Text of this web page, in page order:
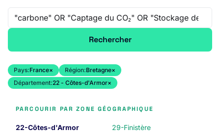
Recherche libre
Rechercher
Pays:France× Région:Bretagne×
Département:22 - Côtes-d'Armor×
PARCOURIR PAR ZONE GÉOGRAPHIQUE
22-Côtes-d'Armor
29-Finistère